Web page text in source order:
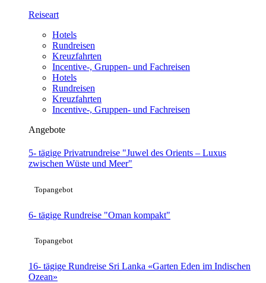
Reiseart
Hotels
Rundreisen
Kreuzfahrten
Incentive-, Gruppen- und Fachreisen
Hotels
Rundreisen
Kreuzfahrten
Incentive-, Gruppen- und Fachreisen
Angebote
5- tägige Privatrundreise "Juwel des Orients – Luxus
zwischen Wüste und Meer"
Topangebot
6- tägige Rundreise "Oman kompakt"
Topangebot
16- tägige Rundreise Sri Lanka «Garten Eden im Indischen
Ozean»